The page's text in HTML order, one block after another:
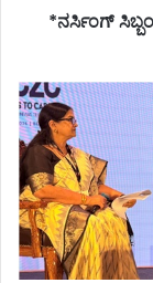
*ನರ್ಸಿಂಗ್
*ವೈದ್ಯಕೀಯ
ಶಿಕ್ಷಣ
ಕ್ಷೇತ್ರದಲ್ಲಿ
AI
ಬಳಕೆಗೆ
ಸೂಕ್ತ
ಮಾರ್ಗಸೂಚಿ
ಬಿಡುಗಡೆ*